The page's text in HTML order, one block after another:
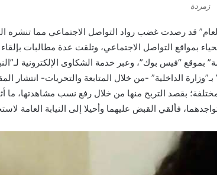
زمردة
قد رصدت غضب رواد التواصل الاجتماعي مما تنشره
بمواقع التواصل الاجتماعي، وتلقت عدة مطالبات
بموقع “فيس بوك”، وعبر خدمة الشكاوى الإلكترونية
بـ”وزارة الداخلية” -من خلال المتابعة والتحريات- انتشار
بقصد التربح منها من خلال رفع نسب مشاهدتها، ما
فألقي القبض عليهما وأحيلا إلى النيابة العامة